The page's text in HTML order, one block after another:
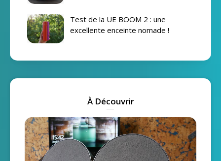
Test de la UE BOOM 2 : une
excellente enceinte nomade !
À Découvrir